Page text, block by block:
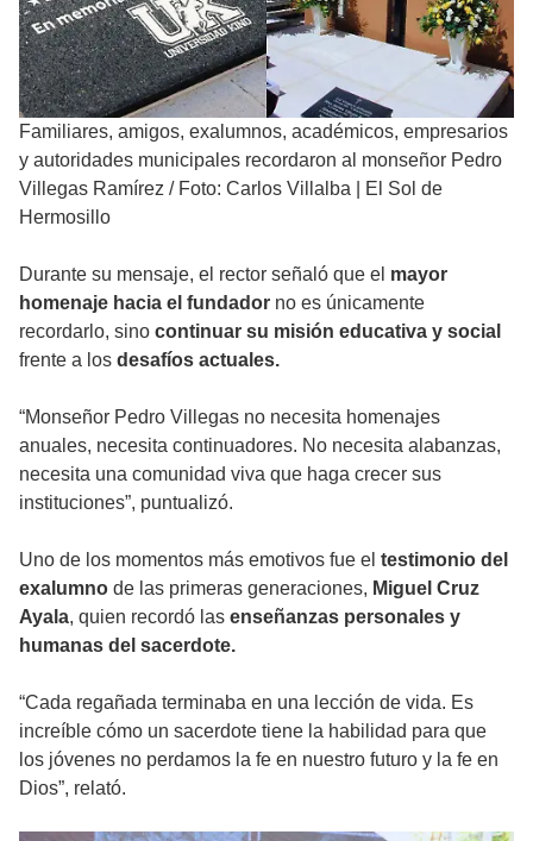
Familiares, amigos, exalumnos, académicos, empresarios
y autoridades municipales recordaron al monseñor Pedro
Villegas Ramírez / Foto: Carlos Villalba | El Sol de
Hermosillo
Durante su mensaje, el rector señaló que el mayor
homenaje hacia el fundador no es únicamente
recordarlo, sino continuar su misión educativa y social
frente a los desafíos actuales.
“Monseñor Pedro Villegas no necesita homenajes
anuales, necesita continuadores. No necesita alabanzas,
necesita una comunidad viva que haga crecer sus
instituciones”, puntualizó.
Uno de los momentos más emotivos fue el testimonio del
exalumno de las primeras generaciones, Miguel Cruz
Ayala, quien recordó las enseñanzas personales y
humanas del sacerdote.
“Cada regañada terminaba en una lección de vida. Es
increíble cómo un sacerdote tiene la habilidad para que
los jóvenes no perdamos la fe en nuestro futuro y la fe en
Dios”, relató.